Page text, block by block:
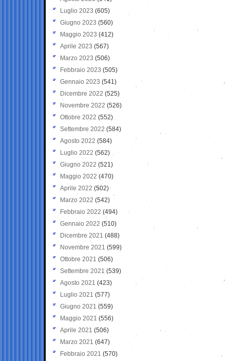
Luglio 2023 (605)
Giugno 2023 (560)
Maggio 2023 (412)
Aprile 2023 (567)
Marzo 2023 (506)
Febbraio 2023 (505)
Gennaio 2023 (541)
Dicembre 2022 (525)
Novembre 2022 (526)
Ottobre 2022 (552)
Settembre 2022 (584)
Agosto 2022 (584)
Luglio 2022 (562)
Giugno 2022 (521)
Maggio 2022 (470)
Aprile 2022 (502)
Marzo 2022 (542)
Febbraio 2022 (494)
Gennaio 2022 (510)
Dicembre 2021 (488)
Novembre 2021 (599)
Ottobre 2021 (506)
Settembre 2021 (539)
Agosto 2021 (423)
Luglio 2021 (577)
Giugno 2021(559)
Maggio 2021 (556)
Aprile 2021 (506)
Marzo 2021 (647)
Febbraio 2021 (570)